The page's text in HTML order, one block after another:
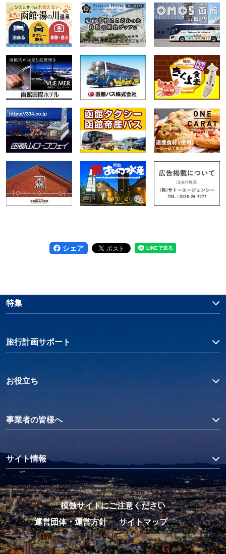
シェア
特集
旅行計画サポート
お役立ち
事業者の皆様へ
サイト情報
模倣サイトにご注意ください
運営団体・運営方針
サイトマップ